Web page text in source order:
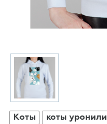
Коты коты уронили